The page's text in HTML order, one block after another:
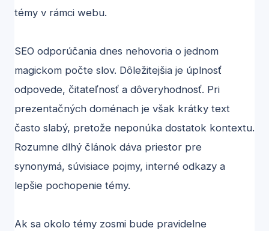
témy v rámci webu.
SEO odporúčania dnes nehovoria o jednom
magickom počte slov. Dôležitejšia je úplnosť
odpovede, čitateľnosť a dôveryhodnosť. Pri
prezentačných doménach je však krátky text
často slabý, pretože neponúka dostatok kontextu.
Rozumne dlhý článok dáva priestor pre
synonymá, súvisiace pojmy, interné odkazy a
lepšie pochopenie témy.
Ak sa okolo témy zosmi bude pravidelne